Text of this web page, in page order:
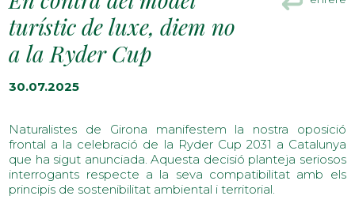
turístic de luxe, diem no
a la Ryder Cup
30.07.2025
Naturalistes de Girona manifestem la nostra oposició
frontal a la celebració de la Ryder Cup 2031 a Catalunya
que ha sigut anunciada. Aquesta decisió planteja seriosos
interrogants respecte a la seva compatibilitat amb els
principis de sostenibilitat ambiental i territorial.